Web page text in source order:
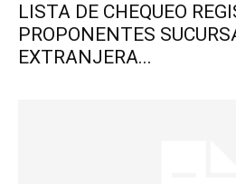
LISTA DE CHEQUEO
PROPONENTES
EXTRANJERA...